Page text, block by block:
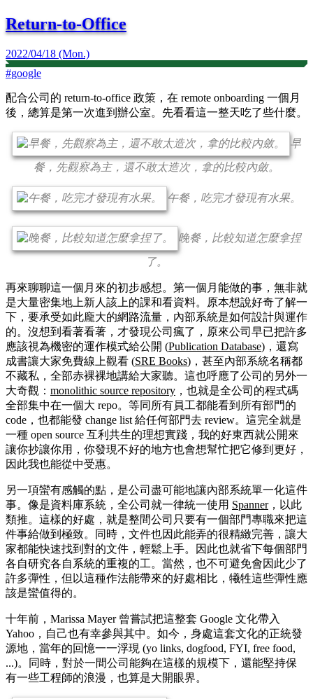
Return-to-Office
2022/04/18 (Mon.)
#google
配合公司的 return-to-office 政策，在 remote onboarding 一個月
後，總算是第一次進到辦公室。先看看這一整天吃了些什麼。
早
餐，先觀察為主，還不敢太造次，拿的比較內斂。
午餐，吃完才發現有水果。
晚餐，比較知道怎麼拿捏
了。
再來聊聊這一個月來的初步感想。第一個月能做的事，無非就
是大量密集地上新人該上的課和看資料。原本想說好奇了解一
下，要承受如此龐大的網路流量，內部系統是如何設計與運作
的。沒想到看著看著，才發現公司瘋了，原來公司早已把許多
應該視為機密的運作模式給公開 (Publication Database)，還寫
成書讓大家免費線上觀看 (SRE Books)，甚至內部系統名稱都
不藏私，全部赤裸裸地講給大家聽。這也呼應了公司的另外一
大奇觀： monolithic source repository ，也就是全公司的程式碼
全部集中在一個大 repo。等同所有員工都能看到所有部門的
code，也都能發 change list 給任何部門去 review。這完全就是
一種 open source 互利共生的理想實踐，我的好東西就公開來
讓你抄讓你用，你發現不好的地方也會想幫忙把它修到更好，
因此我也能從中受惠。
另一項蠻有感觸的點，是公司盡可能地讓內部系統單一化這件
事。像是資料庫系統，全公司就一律統一使用 Spanner，以此
類推。這樣的好處，就是整間公司只要有一個部門專職來把這
件事給做到極致。同時，文件也因此能弄的很精緻完善，讓大
家都能快速找到對的文件，輕鬆上手。因此也就省下每個部門
各自研究各自系統的重複的工。當然，也不可避免會因此少了
許多彈性，但以這種作法能帶來的好處相比，犧牲這些彈性應
該是蠻值得的。
十年前，Marissa Mayer 曾嘗試把這整套 Google 文化帶入
Yahoo，自己也有幸參與其中。如今，身處這套文化的正統發
源地，當年的回憶一一浮現 (yo links, dogfood, FYI, free food,
...)。同時，對於一間公司能夠在這樣的規模下，還能堅持保
有一些工程師的浪漫，也算是大開眼界。